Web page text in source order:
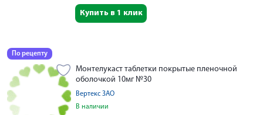
Купить в 1 клик
По рецепту
Монтелукаст таблетки покрытые пленочной
оболочкой 10мг №30
Вертекс ЗАО
В наличии